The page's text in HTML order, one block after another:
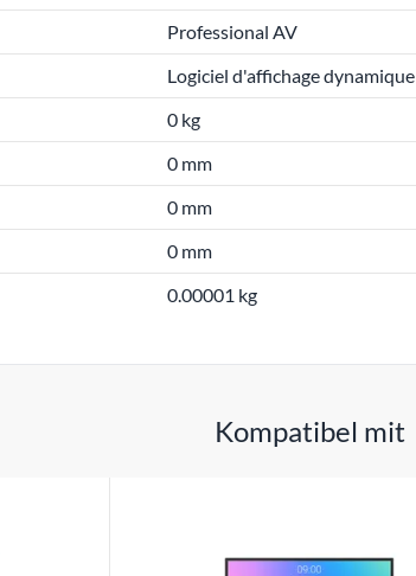
Professional AV
Logiciel d'affichage dynamique
0 kg
0 mm
0 mm
0 mm
0.00001 kg
Kompatibel mit